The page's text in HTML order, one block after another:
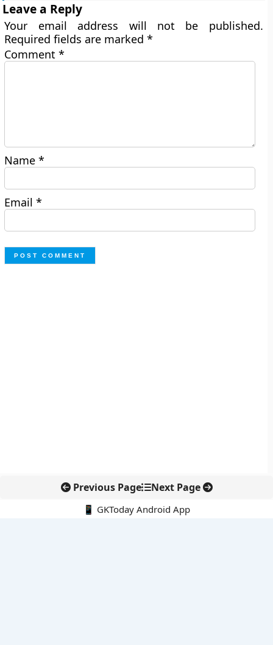
Leave a Reply
Your email address will not be published.
Required fields are marked*
Comment*
Name*
Email*
Previous Page Next Page
📱 GKToday Android App